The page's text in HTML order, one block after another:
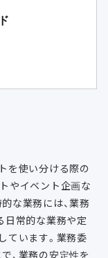
を使い分ける際の
やイベント企画な
な業務には、業務
日常的な業務や定
ています。業務委
、業務の安定性を